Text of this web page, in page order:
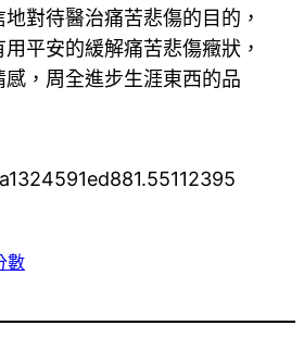
對待醫治痛苦悲傷的目的，
平安的緩解痛苦悲傷癥狀，
，周全進步生涯東西的品
數